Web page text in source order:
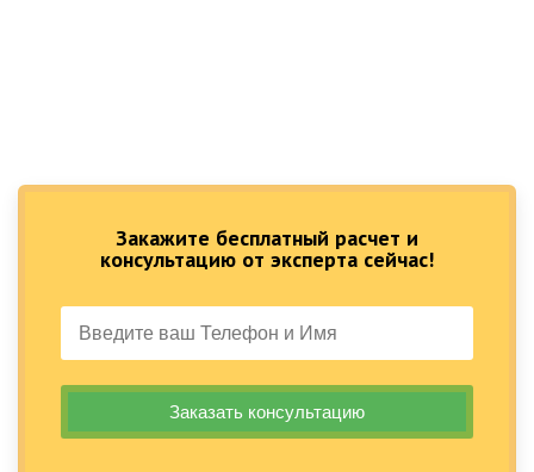
Закажите бесплатный расчет и
консультацию от эксперта сейчас!